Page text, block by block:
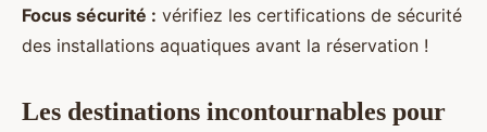
Focus sécurité : vérifiez les certifications de sécurité
des installations aquatiques avant la réservation !
Les destinations incontournables pour